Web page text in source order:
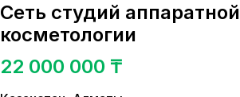
Сеть студий аппаратной
косметологии
22 000 000 ₸